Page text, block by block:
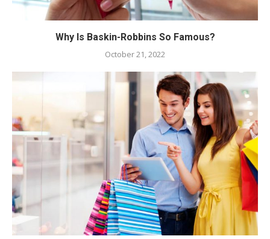
Why Is Baskin-Robbins So Famous?
October 21, 2022